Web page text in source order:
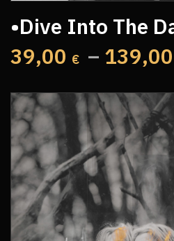
•Dive Into The
39,00 € – 139,00